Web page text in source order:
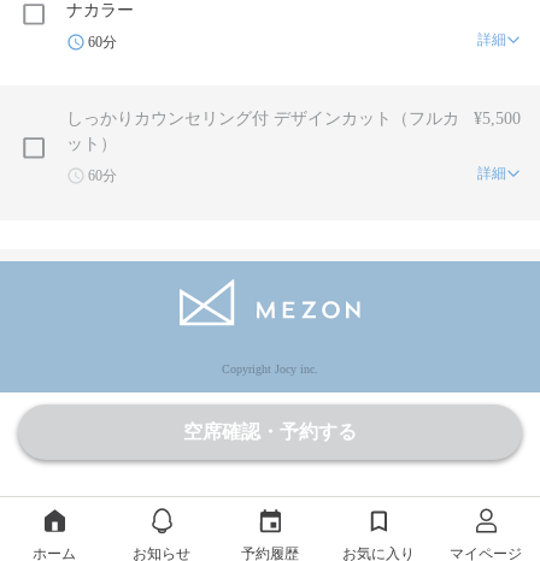
ナカラー
60分 詳細
しっかりカウンセリング付 デザインカット（フルカ
ット）
¥5,500
60分 詳細
空席確認・予約する
Copyright Jocy inc.
ホーム お知らせ 予約履歴 お気に入り マイページ